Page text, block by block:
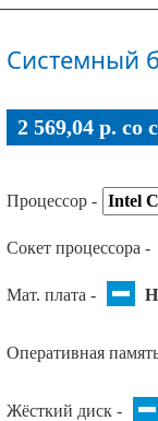
Системный
2 569,04 p. co
Процессор -
Сокет процессора -
Мат. плата -
Оперативная
Жёсткий диск -